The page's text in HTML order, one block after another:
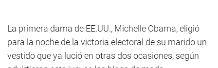
La primera dama de EE.UU., Michelle Obama, eligió
para la noche de la victoria electoral de su marido un
vestido que ya lució en otras dos ocasiones, según